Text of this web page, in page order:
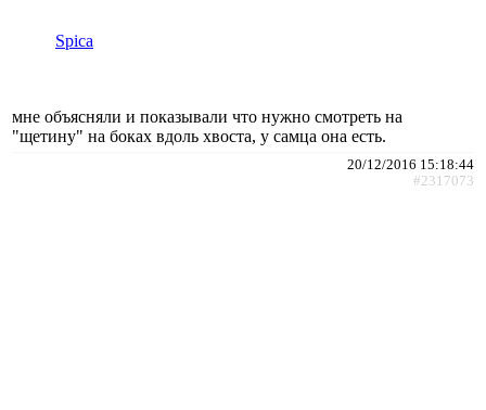
Spica
мне объясняли и показывали что нужно смотреть на
"щетину" на боках вдоль хвоста, у самца она есть.
20/12/2016 15:18:44
#2317073